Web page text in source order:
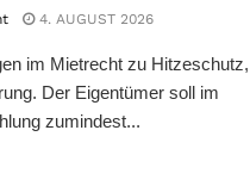
4. AUGUST 2026
im Mietrecht zu Hitzeschutz,
Der Eigentümer soll im
zumindest...